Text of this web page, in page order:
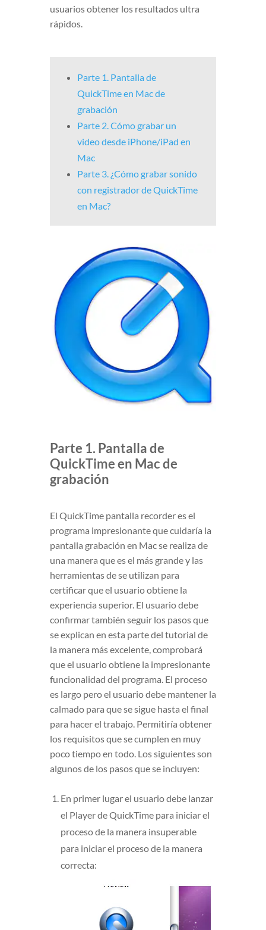
usuarios obtener los resultados ultra
rápidos.
Parte 1. Pantalla de
QuickTime en Mac de
grabación
Parte 2. Cómo grabar un
video desde iPhone/iPad en
Mac
Parte 3. ¿Cómo grabar sonido
con registrador de QuickTime
en Mac?
Parte 1. Pantalla de
QuickTime en Mac de
grabación
El QuickTime pantalla recorder es el
programa impresionante que cuidaría la
pantalla grabación en Mac se realiza de
una manera que es el más grande y las
herramientas de se utilizan para
certificar que el usuario obtiene la
experiencia superior. El usuario debe
confirmar también seguir los pasos que
se explican en esta parte del tutorial de
la manera más excelente, comprobará
que el usuario obtiene la impresionante
funcionalidad del programa. El proceso
es largo pero el usuario debe mantener la
calmado para que se sigue hasta el final
para hacer el trabajo. Permitiría obtener
los requisitos que se cumplen en muy
poco tiempo en todo. Los siguientes son
algunos de los pasos que se incluyen:
En primer lugar el usuario debe lanzar
el Player de QuickTime para iniciar el
proceso de la manera insuperable
para iniciar el proceso de la manera
correcta: